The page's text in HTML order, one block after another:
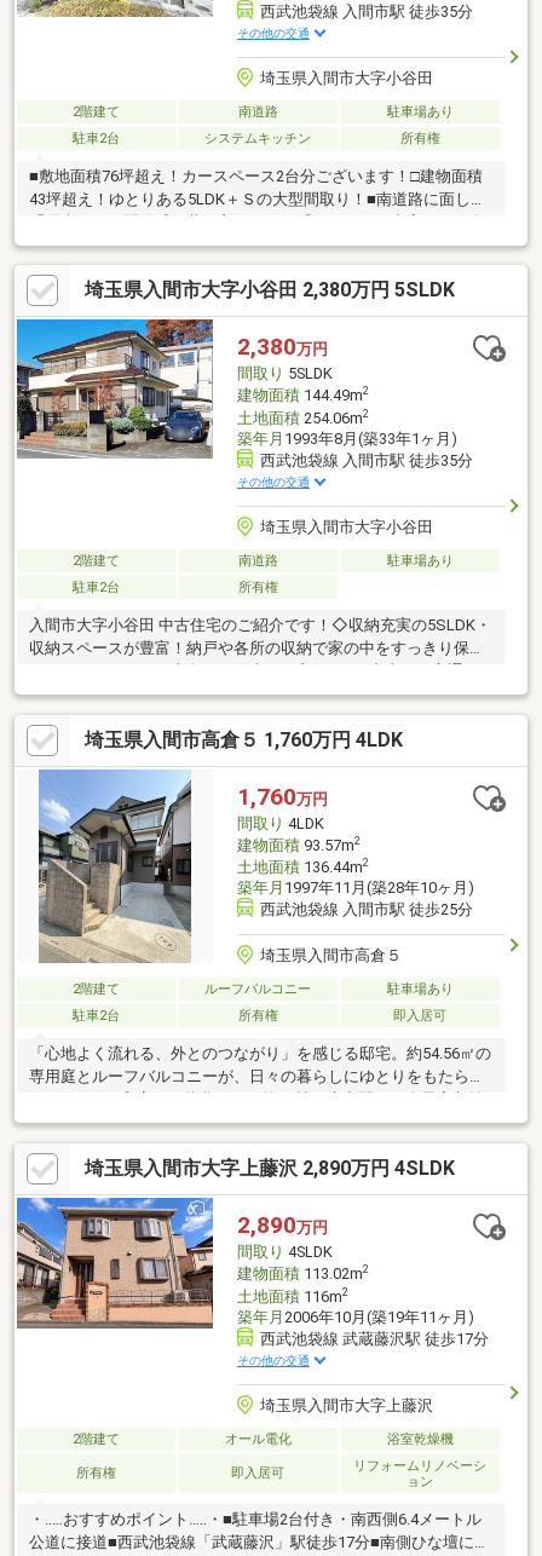
西武池袋線 入間市駅 徒歩35分
その他の交通
埼玉県入間市大字小谷田
2階建て 南道路
駐車場あり
駐車2台
システムキッチン 所有権
■敷地面積76坪超え！カースペース2台分ございます！□建物面積
43坪超え！ゆとりある5LDK＋Ｓの大型間取り！■南道路に面し
「陽当たり・開放感」共に良好です！『リフォーム内容（2026年
6月末完了予定）』◎キッチン水栓交換◎風呂水栓交換◎インター
ホン交換◎1、2階トイレ交換◎給湯器交換当日のご見学予約も承
ります。お気軽に【TEL：0120-284-788】 までお電話下さい！■
詳しい資料のご請求・物件見学のご依頼はページ内の無料【資料
請求】・【見学予約する】ボタンよりお進みください。
埼玉県入間市大字小谷田 2,380万円 5SLDK
2,380万円
間取り 5SLDK
建物面積144.49m2
土地面積254.06m2
築年月 1993年8月(築33年1ヶ月)
西武池袋線 入間市駅 徒歩35分
その他の交通
埼玉県入間市大字小谷田
2階建て 南道路
駐車場あり
駐車2台
所有権
入間市大字小谷田 中古住宅のご紹介です！◇収納充実の5SLDK・
収納スペースが豊富！納戸や各所の収納で家の中をすっきり保つ
クセス良好県道63号線沿いで車での移動がスムーズな立地です。
広々とした前面道路で開放感があります。◇子育て世帯にもオス
スメです！東金子小学校まで徒歩約12分（約950m）東金子中学校
まで徒歩約8分（約600m）◇周辺施設ご紹介・フーズマーケット
さえき小谷田店まで徒歩約7分・ローソン・スリーエフ入間上小谷
田店まで徒歩約7分・ドラッグ・エース小谷田店まで徒歩約7分
埼玉県入間市高倉５ 1,760万円 4LDK
1,760万円
間取り 4LDK
建物面積93.57m2
土地面積136.44m2
築年月 1997年11月(築28年10ヶ月)
西武池袋線 入間市駅 徒歩25分
埼玉県入間市高倉５
2階建て ルーフバルコニー
駐車場あり
駐車2台
所有権 即入居可
「心地よく流れる、外とのつながり」を感じる邸宅。約54.56㎡の
専用庭とルーフバルコニーが、日々の暮らしにゆとりをもたらし
に加え、WICや屋根裏・床下収納も完備しており、お部屋を広く
使えます。南東向きで2階、全室2面採光のため陽当たり・風通し
も良好。前面道路6mで駐車2台もラクラクです。トイレ2ヶ所設置
など、ご家族が快適に暮らせる工夫が詰まった広々4LDK！
埼玉県入間市大字上藤沢 2,890万円 4SLDK
2,890万円
間取り 4SLDK
建物面積113.02m2
土地面積116m2
築年月 2006年10月(築19年11ヶ月)
西武池袋線 武蔵藤沢駅 徒歩17分
その他の交通
埼玉県入間市大字上藤沢
2階建て オール電化 浴室乾燥機
所有権 即入居可
リフォームリノベーシ
ョン
・‥…おすすめポイント…‥・■駐車場2台付き・南西側6.4メートル
公道に接道■西武池袋線「武蔵藤沢」駅徒歩17分■南側ひな壇につ